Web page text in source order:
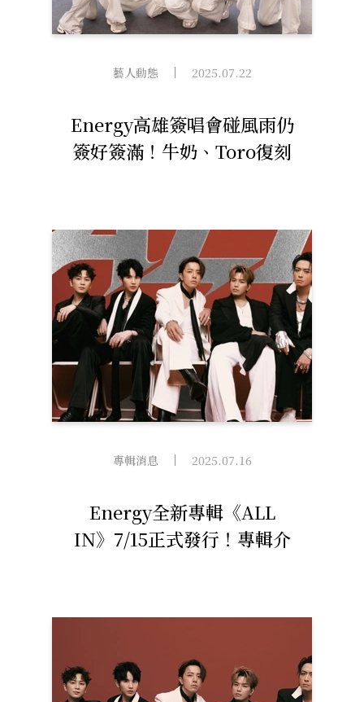
藝人動態
Energy高雄簽唱會碰風雨仍
簽好簽滿！牛奶、Toro復刻
2025.07.22
專輯消息
Energy全新專輯《ALL
IN》7/15正式發行！專輯介
2025.07.16